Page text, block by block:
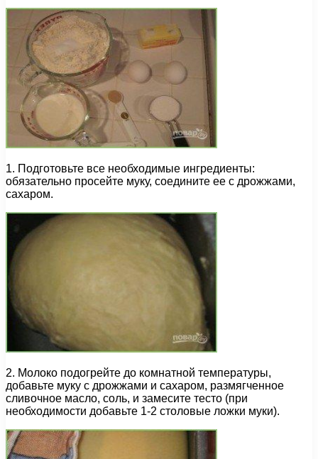
1. Подготовьте все необходимые ингредиенты:
обязательно просейте муку, соедините ее с дрожжами,
сахаром.
2. Молоко подогрейте до комнатной температуры,
добавьте муку с дрожжами и сахаром, размягченное
сливочное масло, соль, и замесите тесто (при
необходимости добавьте 1-2 столовые ложки муки).